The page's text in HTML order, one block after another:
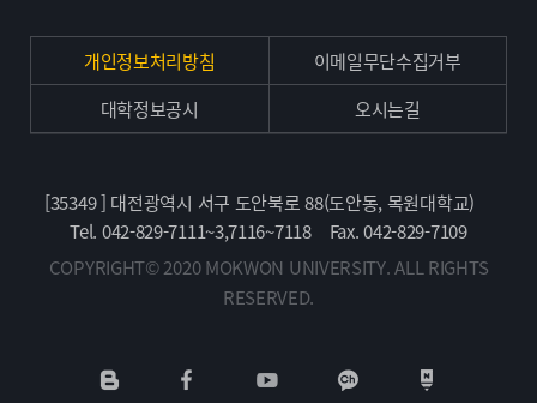
개인정보처리방침
이메일무단수집거부
대학정보공시
오시는길
[35349 ] 대전광역시 서구 도안북로 88(도안동, 목원대학교)
Tel. 042-829-7111~3,7116~7118
Fax. 042-829-7109
COPYRIGHT© 2020 MOKWON UNIVERSITY. ALL RIGHTS
RESERVED.